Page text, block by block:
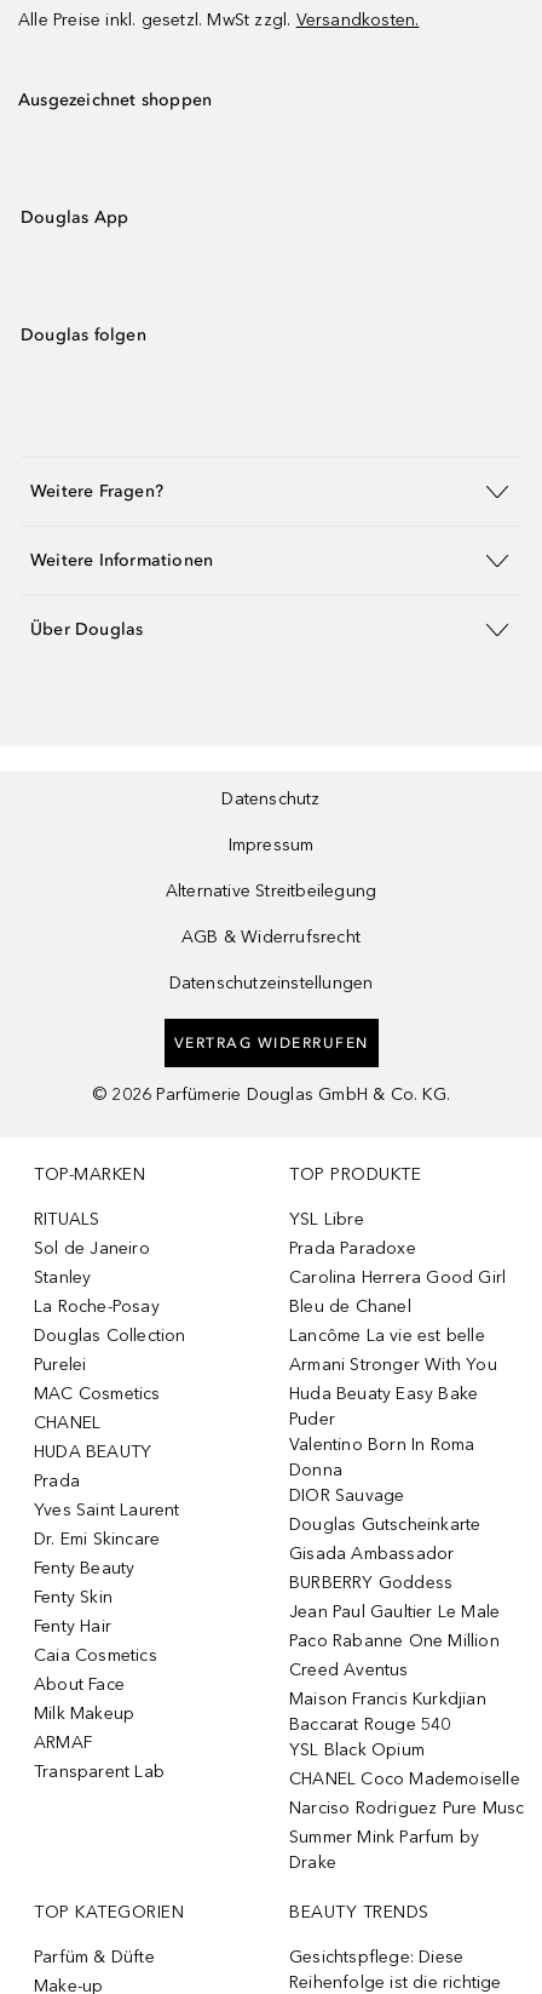
Alle Preise inkl. gesetzl. MwSt zzgl. Versandkosten.
Ausgezeichnet shoppen
Douglas App
Douglas folgen
Weitere Fragen?
Weitere Informationen
Über Douglas
Datenschutz
Impressum
Alternative Streitbeilegung
AGB & Widerrufsrecht
Datenschutzeinstellungen
VERTRAG WIDERRUFEN
© 2026 Parfümerie Douglas GmbH & Co. KG.
TOP-MARKEN
RITUALS
Sol de Janeiro
Stanley
La Roche-Posay
Douglas Collection
Purelei
MAC Cosmetics
CHANEL
HUDA BEAUTY
Prada
Yves Saint Laurent
Dr. Emi Skincare
Fenty Beauty
Fenty Skin
Fenty Hair
Caia Cosmetics
About Face
Milk Makeup
ARMAF
Transparent Lab
TOP PRODUKTE
YSL Libre
Prada Paradoxe
Carolina Herrera Good Girl
Bleu de Chanel
Lancôme La vie est belle
Armani Stronger With You
Huda Beuaty Easy Bake
Puder
Valentino Born In Roma
Donna
DIOR Sauvage
Douglas Gutscheinkarte
Gisada Ambassador
BURBERRY Goddess
Jean Paul Gaultier Le Male
Paco Rabanne One Million
Creed Aventus
Maison Francis Kurkdjian
Baccarat Rouge 540
YSL Black Opium
CHANEL Coco Mademoiselle
Narciso Rodriguez Pure Musc
Summer Mink Parfum by
Drake
TOP KATEGORIEN
Parfüm & Düfte
Make-up
BEAUTY TRENDS
Gesichtspflege: Diese
Reihenfolge ist die richtige